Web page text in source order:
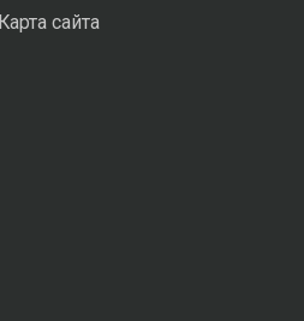
Карта сайта